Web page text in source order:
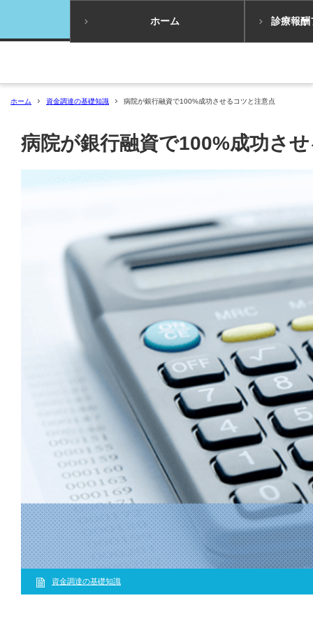
ホーム 診療報酬
ホーム 資金調達の基礎知識 病院が銀行融資で100%成功させるコツと注意点
病院が銀行融資で100%成功さ
資金調達の基礎知識